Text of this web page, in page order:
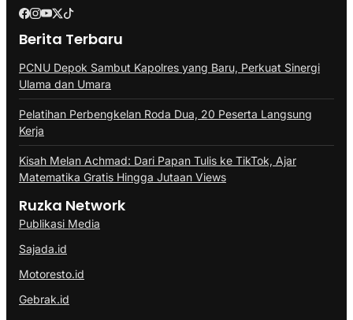
Berita Terbaru
PCNU Depok Sambut Kapolres yang Baru, Perkuat Sinergi
Ulama dan Umara
Pelatihan Perbengkelan Roda Dua, 20 Peserta Langsung
Kerja
Kisah Melan Achmad: Dari Papan Tulis ke TikTok, Ajar
Matematika Gratis Hingga Jutaan Views
Ruzka Network
Publikasi Media
Sajada.id
Motoresto.id
Gebrak.id